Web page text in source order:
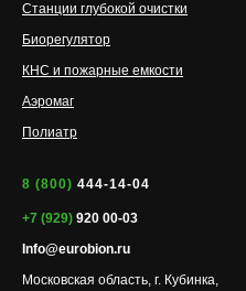
Станции глубокой очистки
Биорегулятор
КНС и пожарные емкости
Аэромаг
Полиатр
8 (800) 444-14-04
+7 (929) 920 00-03
Info@eurobion.ru
Московская область, г. Кубинка,